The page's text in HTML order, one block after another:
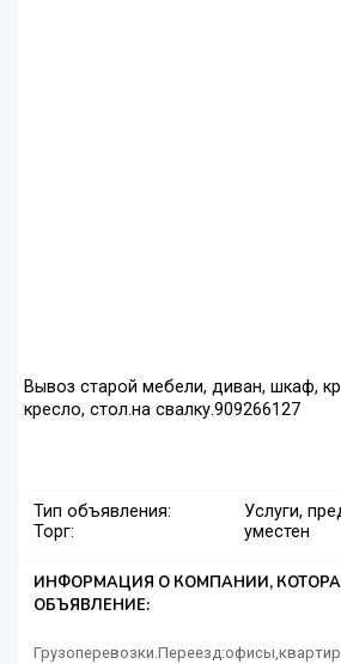
Вывоз старой мебели, диван, шкаф,
кресло, стол.на свалку.909266127
Тип объявления:
Услуги,
Торг:
уместен
ИНФОРМАЦИЯ О КОМПАНИИ,
ОБЪЯВЛЕНИЕ: